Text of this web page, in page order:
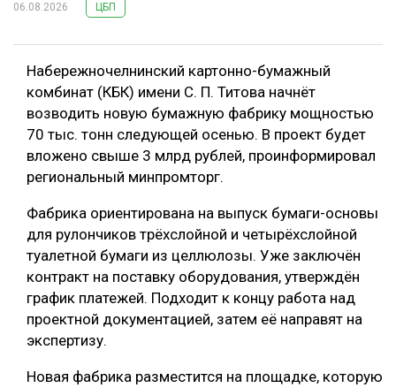
06.08.2026 ЦБП
Набережночелнинский картонно-бумажный
комбинат (КБК) имени С. П. Титова начнёт
возводить новую бумажную фабрику мощностью
70 тыс. тонн следующей осенью. В проект будет
вложено свыше 3 млрд рублей, проинформировал
региональный минпромторг.
Фабрика ориентирована на выпуск бумаги-основы
для рулончиков трёхслойной и четырёхслойной
туалетной бумаги из целлюлозы. Уже заключён
контракт на поставку оборудования, утверждён
график платежей. Подходит к концу работа над
проектной документацией, затем её направят на
экспертизу.
Новая фабрика разместится на площадке, которую